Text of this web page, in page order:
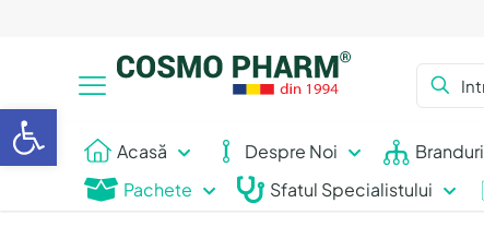
Acasă Despre Noi Branduri
Pachete
Sfatul Specialistului
Deschide bara de unelte